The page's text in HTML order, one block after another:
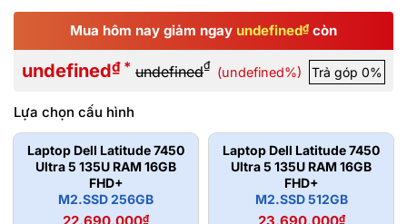
Mua hôm nay giảm ngay undefined₫ còn
undefined₫ * undefined₫ (undefined%) Trả góp 0%
Lựa chọn cấu hình
Laptop Dell Latitude 7450
Ultra 5 135U RAM 16GB
FHD+
M2.SSD 256GB
₫
Laptop Dell Latitude 7450
Ultra 5 135U RAM 16GB
FHD+
M2.SSD 512GB
₫